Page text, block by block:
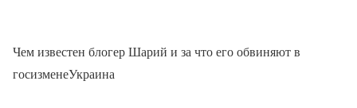
Чем известен блогер Шарий и за что его обвиняют в
госизменеУкраина